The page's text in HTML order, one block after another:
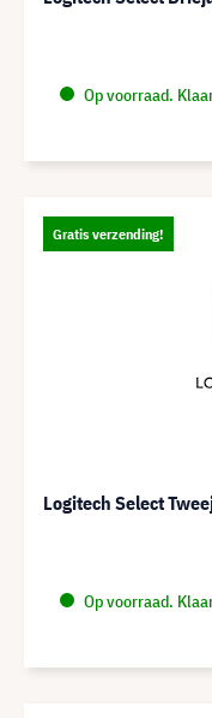
Op voorraad.
Gratis verzending!
Logitech Select
Op voorraad.